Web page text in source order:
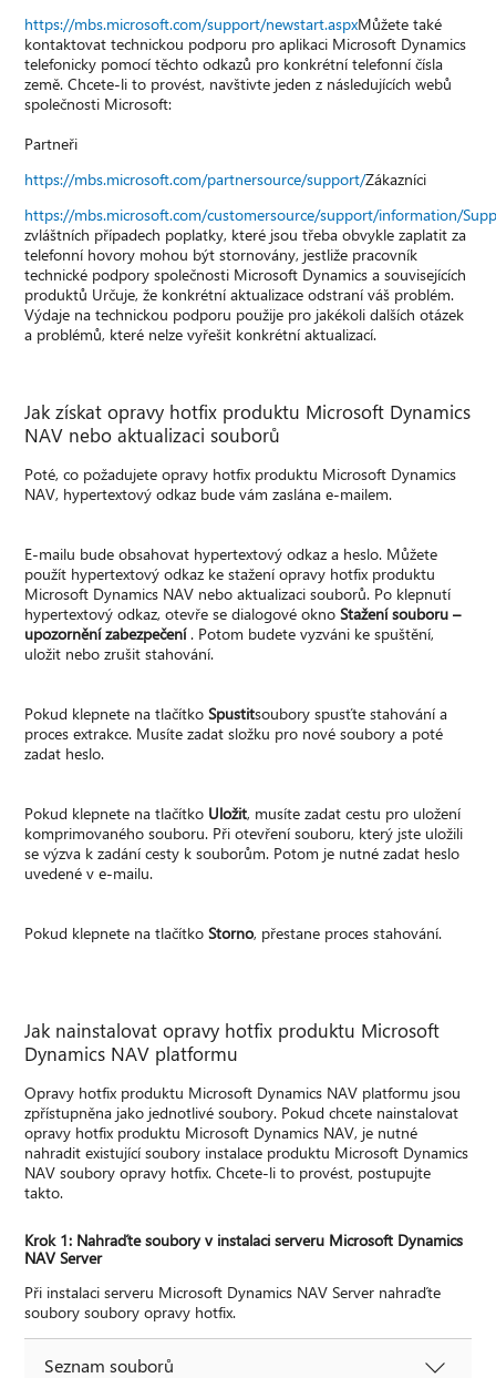
https://mbs.microsoft.com/support/newstart.aspxMůžete také
kontaktovat technickou podporu pro aplikaci Microsoft Dynamics
telefonicky pomocí těchto odkazů pro konkrétní telefonní čísla
země. Chcete-li to provést, navštivte jeden z následujících webů
společnosti Microsoft:
Partneři
https://mbs.microsoft.com/partnersource/support/Zákazníci
https://mbs.microsoft.com/customersource/support/information/
zvláštních případech poplatky, které jsou třeba obvykle zaplatit za
telefonní hovory mohou být stornovány, jestliže pracovník
technické podpory společnosti Microsoft Dynamics a souvisejících
produktů Určuje, že konkrétní aktualizace odstraní váš problém.
Výdaje na technickou podporu použije pro jakékoli dalších otázek
a problémů, které nelze vyřešit konkrétní aktualizací.
Jak získat opravy hotfix produktu Microsoft Dynamics
NAV nebo aktualizaci souborů
Poté, co požadujete opravy hotfix produktu Microsoft Dynamics
NAV, hypertextový odkaz bude vám zaslána e-mailem.
E-mailu bude obsahovat hypertextový odkaz a heslo. Můžete
použít hypertextový odkaz ke stažení opravy hotfix produktu
Microsoft Dynamics NAV nebo aktualizaci souborů. Po klepnutí
hypertextový odkaz, otevře se dialogové oknoStažení souboru –
upozornění zabezpečení. Potom budete vyzváni ke spuštění,
uložit nebo zrušit stahování.
Pokud klepnete na tlačítkoSpustitsoubory spusťte stahování a
proces extrakce. Musíte zadat složku pro nové soubory a poté
zadat heslo.
Pokud klepnete na tlačítko Uložit, musíte zadat cestu pro uložení
komprimovaného souboru. Při otevření souboru, který jste uložili
se výzva k zadání cesty k souborům. Potom je nutné zadat heslo
uvedené v e-mailu.
Pokud klepnete na tlačítkoStorno, přestane proces stahování.
Jak nainstalovat opravy hotfix produktu Microsoft
Dynamics NAV platformu
Opravy hotfix produktu Microsoft Dynamics NAV platformu jsou
zpřístupněna jako jednotlivé soubory. Pokud chcete nainstalovat
opravy hotfix produktu Microsoft Dynamics NAV, je nutné
nahradit existující soubory instalace produktu Microsoft Dynamics
NAV soubory opravy hotfix. Chcete-li to provést, postupujte
takto.
Krok 1: Nahraďte soubory v instalaci serveru Microsoft Dynamics
NAV Server
Při instalaci serveru Microsoft Dynamics NAV Server nahraďte
soubory soubory opravy hotfix.
Seznam souborů